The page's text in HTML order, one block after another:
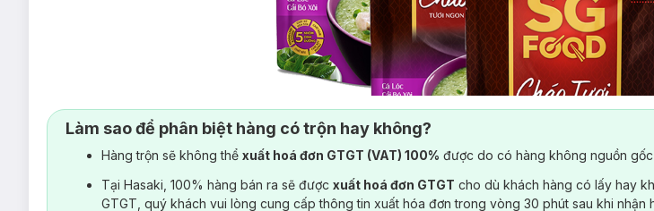
Làm sao để phân biệt hàng có trộn hay không?
Hàng trộn sẽ không thể xuất hoá đơn GTGT (VAT) 100% được do có hàng không nguồn
Tại Hasaki, 100% hàng bán ra sẽ được xuất hoá đơn GTGT cho dù khách hàng có lấy hay
GTGT, quý khách vui lòng cung cấp thông tin xuất hóa đơn trong vòng 30 phút sau khi nhận